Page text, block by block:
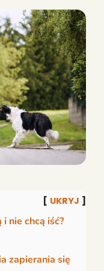
UKRYJ
nie chcą iść?
zapierania się